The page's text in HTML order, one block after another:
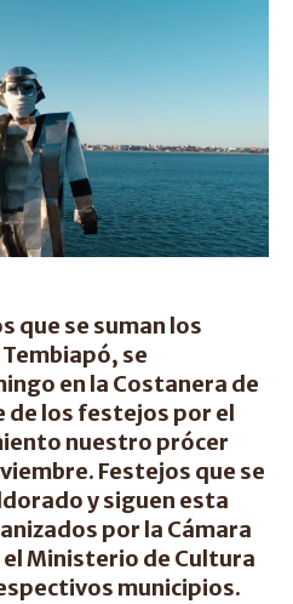
que se suman los
se
en la Costanera de
de los festejos por el
nuestro prócer
Festejos que se
y siguen esta
por la Cámara
Ministerio de Cultura
municipios.